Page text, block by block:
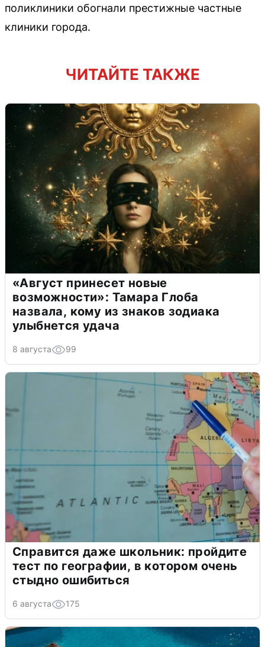
поликлиники обогнали престижные частные
клиники города.
ЧИТАЙТЕ ТАКЖЕ
«Август принесет новые
возможности»: Тамара Глоба
назвала, кому из знаков зодиака
улыбнется удача
8 августа 99
Справится даже школьник: пройдите
тест по географии, в котором очень
стыдно ошибиться
6 августа 175